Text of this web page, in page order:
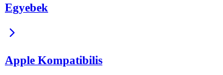
Egyebek
Apple Kompatibilis